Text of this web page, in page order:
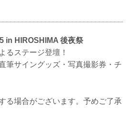
in HIROSHIMA 後夜祭
るステージ登壇！
筆サイングッズ・写真撮影券・チ
る場合がございます。予めご了承